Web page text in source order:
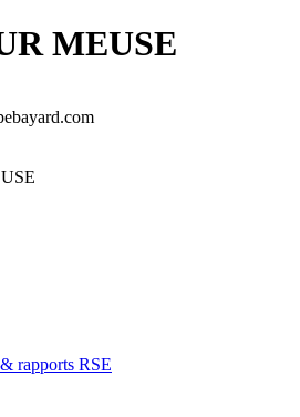
MEUSE
rapports RSE